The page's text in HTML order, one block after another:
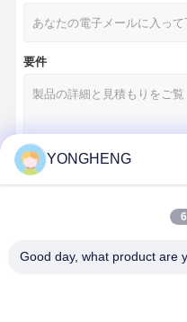
要件
YONGHENG
Good day, what product are